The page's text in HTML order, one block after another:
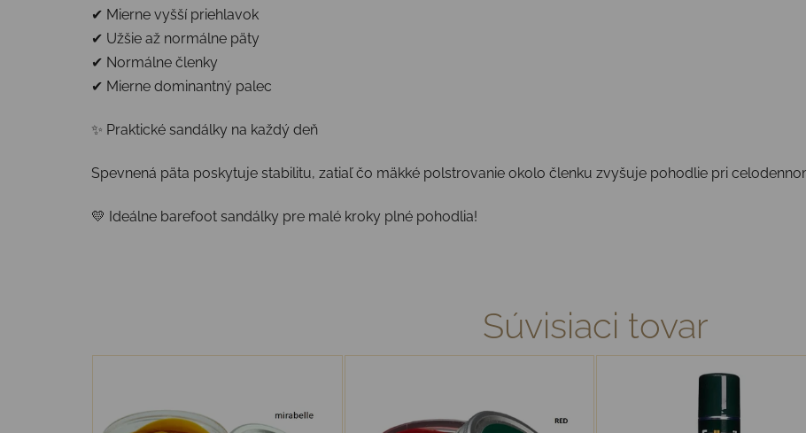
✔ Mierne vyšší priehlavok
✔ Užšie až normálne päty
✔ Normálne členky
✔ Mierne dominantný palec
✨ Praktické sandálky na každý deň
Spevnená päta poskytuje stabilitu, zatiaľ čo mäkké polstrovanie okolo členku zvyšuje pohodlie pri
💛 Ideálne barefoot sandálky pre malé kroky plné pohodlia!
Súvisiaci tovar